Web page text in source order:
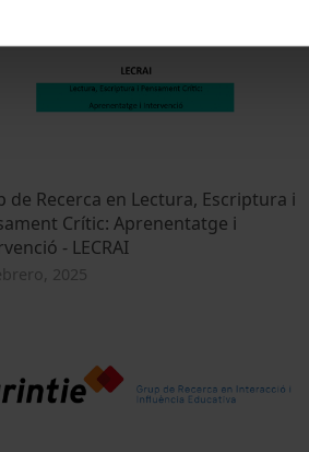
de Recerca en Lectura, Escriptura i
Crític: Aprenentatge i
- LECRAI
2025